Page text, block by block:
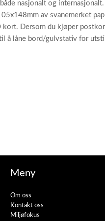
nasjonalt og internasjonalt.
av svanemerket
kort. Dersom du kjøper
å låne bord/gulvstativ for
Meny
Om oss
Kontakt oss
Miljøfokus